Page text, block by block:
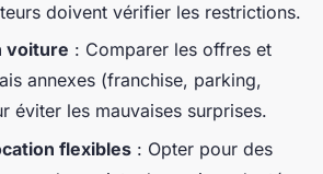
doivent vérifier les restrictions.
voiture : Comparer les offres et
annexes (franchise, parking,
éviter les mauvaises surprises.
flexibles : Opter pour des